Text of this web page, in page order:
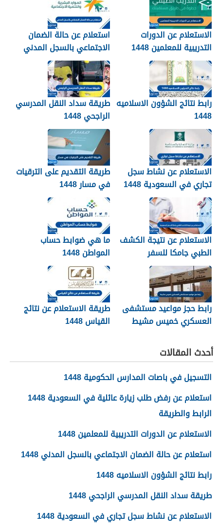
الاستعلام عن الدورات
التدريبية للمعلمين 1448
استعلام عن حالة الضمان
الاجتماعي بالسجل المدني
1448
رابط نتائج الشؤون الاسلاميه
1448
طريقة سداد النقل المدرسي
الراجحي 1448
الاستعلام عن نشاط سجل
تجاري في السعودية 1448
طريقة التقديم على الترقيات
في مسار 1448
الاستعلام عن نتيجة الكشف
الطبي جامكا للسفر
للسعودية 1448
ما هي ضوابط حساب
المواطن 1448
رابط حجز مواعيد مستشفى
العسكري خميس مشيط
طريقة الاستعلام عن نتائج
القياس 1448
أحدث المقالات
التسجيل في باصات المدارس الحكومية 1448
استعلام عن رفض طلب زيارة عائلية في السعودية 1448
الرابط والطريقة
الاستعلام عن الدورات التدريبية للمعلمين 1448
استعلام عن حالة الضمان الاجتماعي بالسجل المدني 1448
رابط نتائج الشؤون الاسلاميه 1448
طريقة سداد النقل المدرسي الراجحي 1448
الاستعلام عن نشاط سجل تجاري في السعودية 1448